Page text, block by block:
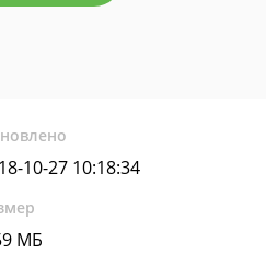
10-27 10:18:34
МБ